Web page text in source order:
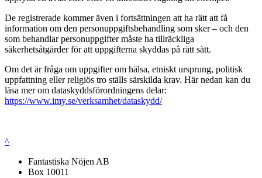
De registrerade kommer även i fortsättningen att ha rätt att få
information om den personuppgiftsbehandling som sker – och den
som behandlar personuppgifter måste ha tillräckliga
säkerhetsåtgärder för att uppgifterna skyddas på rätt sätt.
Om det är fråga om uppgifter om hälsa, etniskt ursprung, politisk
uppfattning eller religiös tro ställs särskilda krav. Här nedan kan du
läsa mer om dataskyddsförordningens delar:
https://www.imy.se/verksamhet/dataskydd/
^
Fantastiska Nöjen AB
Box 10011